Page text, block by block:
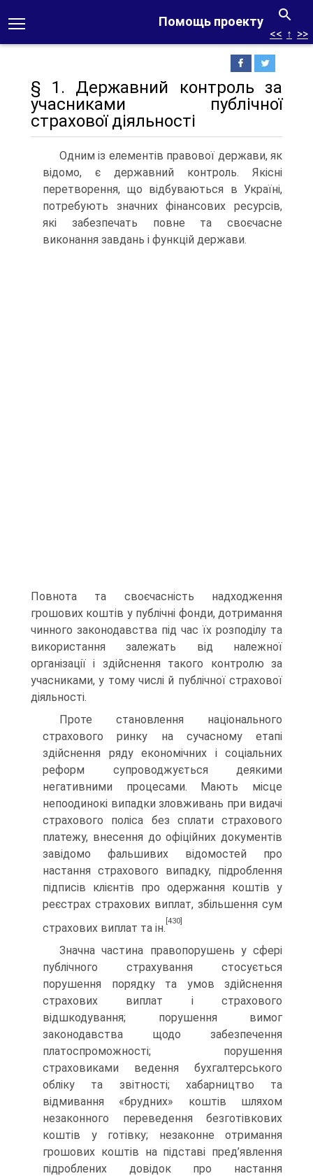
Помощь проекту
<< ↑ >>
§ 1. Державний контроль за
учасниками публічної
страхової діяльності
Одним із елементів правової держави, як
відомо, є державний контроль. Якісні
перетворення, що відбуваються в Україні,
потре­бують значних фінансових ресурсів,
які забезпечать повне та своє­часне
виконання завдань і функцій держави.
Повнота та своєчас­ність надходження
грошових коштів у публічні фонди, дотримання
чинного законодавства під час їх розподілу та
використання залежать від належної
організації і здійснення такого контролю за
учасниками, у тому числі й публічної страхової
діяльності.
Проте становлення національного
страхового ринку на сучасному етапі
здійснення ряду економічних і соціальних
реформ супроводжується деякими
негативними процесами. Мають місце
непоодинокі випадки зловживань при видачі
страхового поліса без сплати страхового
платежу, внесення до офіційних документів
завідомо фальшивих відомостей про
настання страхового випадку, підроблення
підписів клієнтів про одержання коштів у
реєстрах страхових виплат, збільшення сум
страхових виплат та ін.
[430]
Значна частина правопорушень у сфері
публічного страху­вання стосується
порушення порядку та умов здійснення
страхових виплат і страхового
відшкодування; порушення вимог
законодавства щодо забезпечення
платоспроможності; порушення
страховиками ведення бухгалтерського
обліку та звітності; хабарництво та
відмивання «брудних» коштів шляхом
незаконного переведення безготівкових
коштів у готівку; незаконне отримання
грошових коштів на підставі пред’явлення
підроблених довідок про настання